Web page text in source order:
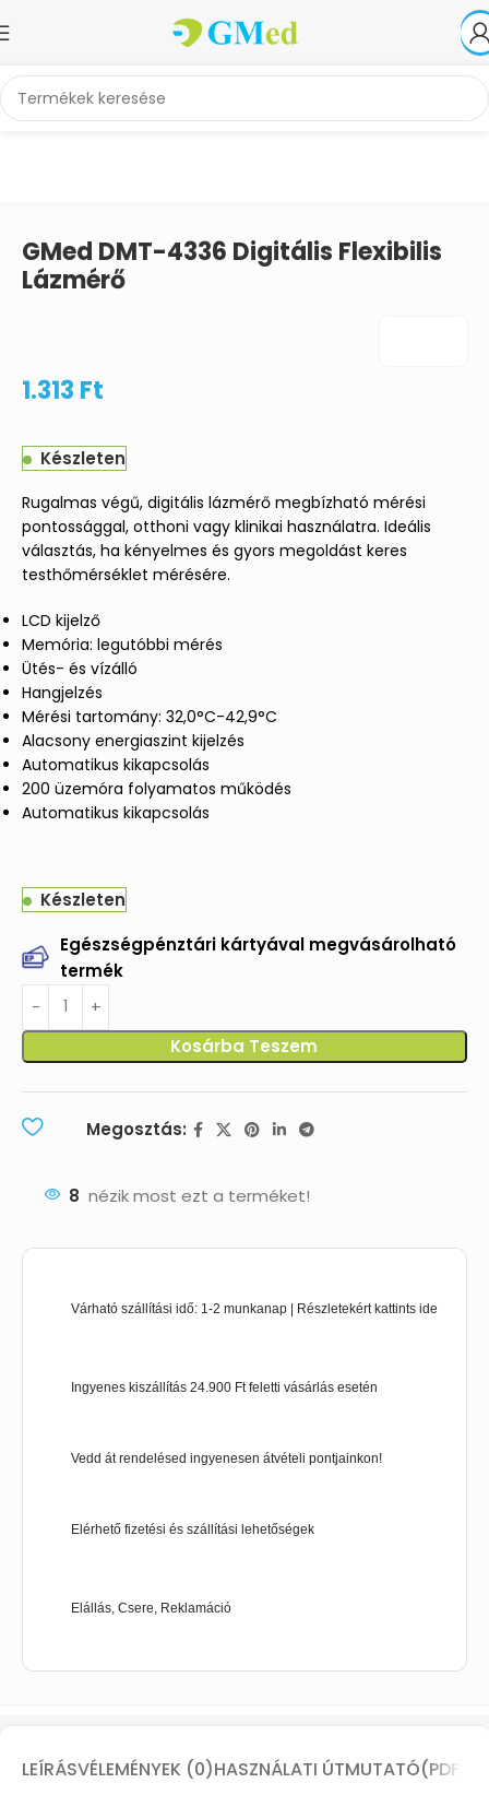
Kezdőlap Orvosi és ápolási eszközök Egyéb orvosi segédeszközök
GMed DMT-4336 Digitális Flexibilis
Lázmérő
1.313 Ft
Készleten
Rugalmas végű, digitális lázmérő megbízható mérési
pontossággal, otthoni vagy klinikai használatra. Ideális
választás, ha kényelmes és gyors megoldást keres
testhőmérséklet mérésére.
LCD kijelző
Memória: legutóbbi mérés
Ütés- és vízálló
Hangjelzés
Mérési tartomány: 32,0°C-42,9°C
Alacsony energiaszint kijelzés
Automatikus kikapcsolás
200 üzemóra folyamatos működés
Automatikus kikapcsolás
Készleten
Egészségpénztári kártyával megvásárolható
termék
Kosárba Teszem
Megosztás:
8 nézik most ezt a terméket!
Várható szállítási idő: 1-2 munkanap | Részletekért kattints ide
Ingyenes kiszállítás 24.900 Ft feletti vásárlás esetén
Vedd át rendelésed ingyenesen átvételi pontjainkon!
Elérhető fizetési és szállítási lehetőségek
Elállás, Csere, Reklamáció
LEÍRÁSVÉLEMÉNYEK (0)HASZNÁLATI ÚTMUTATÓ(PDF)